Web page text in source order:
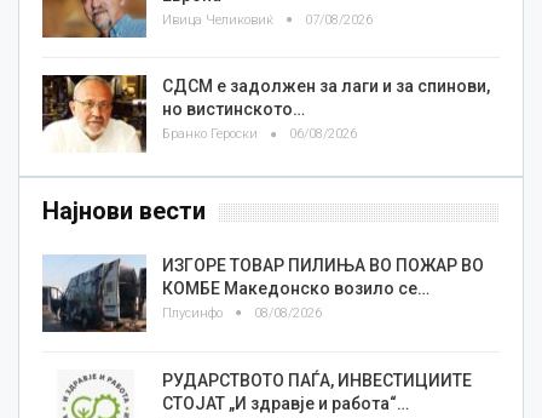
Ивица Челиковиќ 07/08/2026
СДСМ е задолжен за лаги и за спинови,
но вистинското…
Бранко Героски 06/08/2026
Најнови вести
ИЗГОРЕ ТОВАР ПИЛИЊА ВО ПОЖАР ВО
КОМБЕ Македонско возило се…
Плусинфо 08/08/2026
РУДАРСТВОТО ПАЃА, ИНВЕСТИЦИИТЕ
СТОЈАТ „И здравје и работа“…